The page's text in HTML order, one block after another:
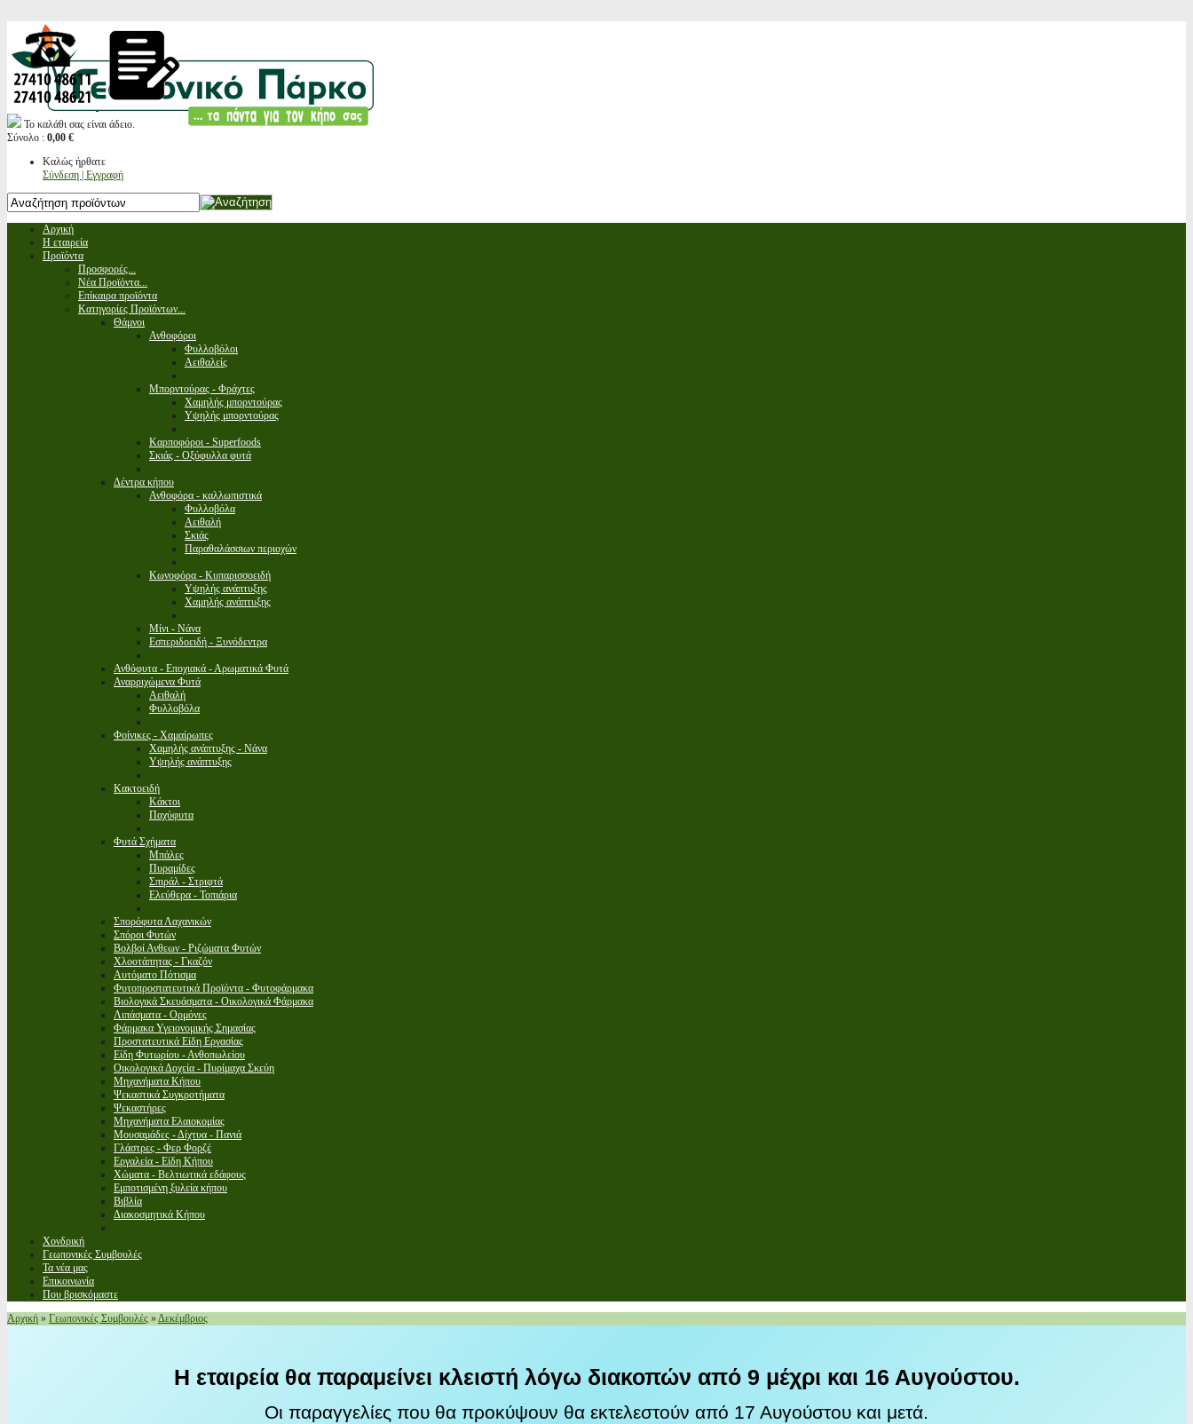
Το καλάθι σας είναι άδειο.
Σύνολο : 0,00 €
Καλώς ήρθατε
Σύνδεση | Εγγραφή
Αρχική
Η εταιρεία
Προϊόντα
Προσφορές...
Νέα Προϊόντα...
Επίκαιρα προϊόντα
Κατηγορίες Προϊόντων...
Θάμνοι
Ανθοφόροι
Φυλλοβόλοι
Αειθαλείς
Μπορντούρας - Φράχτες
Χαμηλής μπορντούρας
Υψηλής μπορντούρας
Καρποφόροι - Superfoods
Σκιάς - Οξύφυλλα φυτά
Δέντρα κήπου
Ανθοφόρα - καλλωπιστικά
Φυλλοβόλα
Αειθαλή
Σκιάς
Παραθαλάσσιων περιοχών
Κωνοφόρα - Κυπαρισσοειδή
Υψηλής ανάπτυξης
Χαμηλής ανάπτυξης
Μίνι - Νάνα
Εσπεριδοειδή - Ξυνόδεντρα
Ανθόφυτα - Εποχιακά - Αρωματικά Φυτά
Αναρριχώμενα Φυτά
Αειθαλή
Φυλλοβόλα
Φοίνικες - Χαμαίρωπες
Χαμηλής ανάπτυξης - Νάνα
Υψηλής ανάπτυξης
Κακτοειδή
Κάκτοι
Παχύφυτα
Φυτά Σχήματα
Μπάλες
Πυραμίδες
Σπιράλ - Στριφτά
Ελεύθερα - Τοπιάρια
Σπορόφυτα Λαχανικών
Σπόροι Φυτών
Βολβοί Ανθεων - Ριζώματα Φυτών
Χλοοτάπητας - Γκαζόν
Αυτόματο Πότισμα
Φυτοπροστατευτικά Προϊόντα - Φυτοφάρμακα
Βιολογικά Σκευάσματα - Οικολογικά Φάρμακα
Λιπάσματα - Ορμόνες
Φάρμακα Υγειονομικής Σημασίας
Προστατευτικά Είδη Εργασίας
Είδη Φυτωρίου - Ανθοπωλείου
Οικολογικά Δοχεία - Πυρίμαχα Σκεύη
Μηχανήματα Κήπου
Ψεκαστικά Συγκροτήματα
Ψεκαστήρες
Μηχανήματα Ελαιοκομίας
Μουσαμάδες - Δίχτυα - Πανιά
Γλάστρες - Φερ Φορζέ
Εργαλεία - Είδη Κήπου
Χώματα - Βελτιωτικά εδάφους
Εμποτισμένη ξυλεία κήπου
Βιβλία
Διακοσμητικά Κήπου
Χονδρική
Γεωπονικές Συμβουλές
Τα νέα μας
Επικοινωνία
Που βρισκόμαστε
Αρχική » Γεωπονικές Συμβουλές »Δεκέμβριος
Η εταιρεία θα παραμείνει κλειστή λόγω διακοπών από 9 μέχρι και 16 Αυγούστου.
Οι παραγγελίες που θα προκύψουν θα εκτελεστούν από 17 Αυγούστου και μετά.